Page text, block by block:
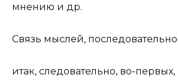
мнению и др.
Связь мыслей,
итак, следовательно, во-